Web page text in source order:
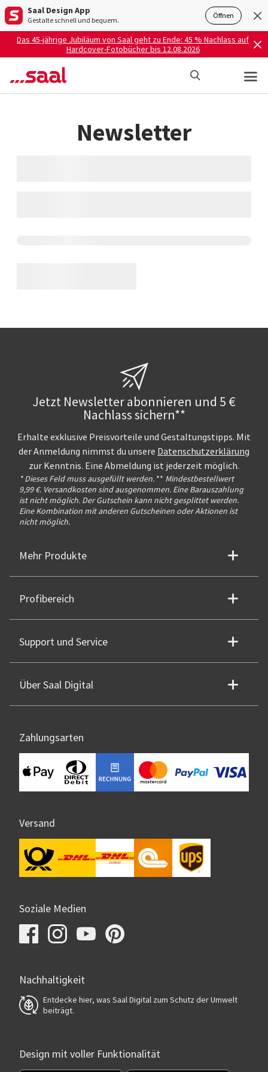
Saal Design App
Gestalte schnell und bequem. Öffnen
Das 45-jährige Jubiläum von Saal geht zu Ende: 45 % Nachlass auf
Hardcover-Fotobücher bis 12.08.2026
Newsletter
Jetzt Newsletter abonnieren und 5 €
Nachlass sichern**
Erhalte exklusive Preisvorteile und Gestaltungstipps. Mit
der Anmeldung nimmst du unsere Datenschutzerklärung
zur Kenntnis. Eine Abmeldung ist jederzeit möglich.
* Dieses Feld muss ausgefüllt werden. ** Mindestbestellwert
9,99 €. Versandkosten sind ausgenommen. Eine Barauszahlung
ist nicht möglich. Der Gutschein kann nicht gesplittet werden.
Eine Kombination mit anderen Gutscheinen oder Aktionen ist
nicht möglich.
Mehr Produkte
Profibereich
Support und Service
Über Saal Digital
Zahlungsarten
Versand
Soziale Medien
Nachhaltigkeit
Entdecke hier, was Saal Digital zum Schutz der Umwelt
beiträgt.
Design mit voller Funktionalität